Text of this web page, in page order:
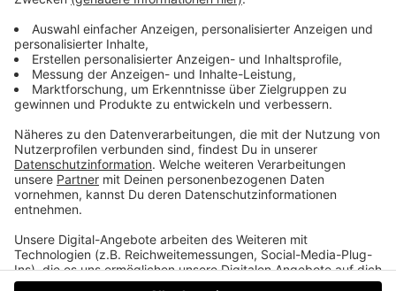
Pitch. teddy.click/termin
Daniel Friesenecker baut Unternehmern ihr
eigenes Medium. Podcast, Video, Strategie. Studio:
TeddyLab, Linz.
LinkedIn:linkedin.com/in/friesenecker
Folge abonnieren:Apple·Spotify·YouTube·alle
Plattformen und RSS